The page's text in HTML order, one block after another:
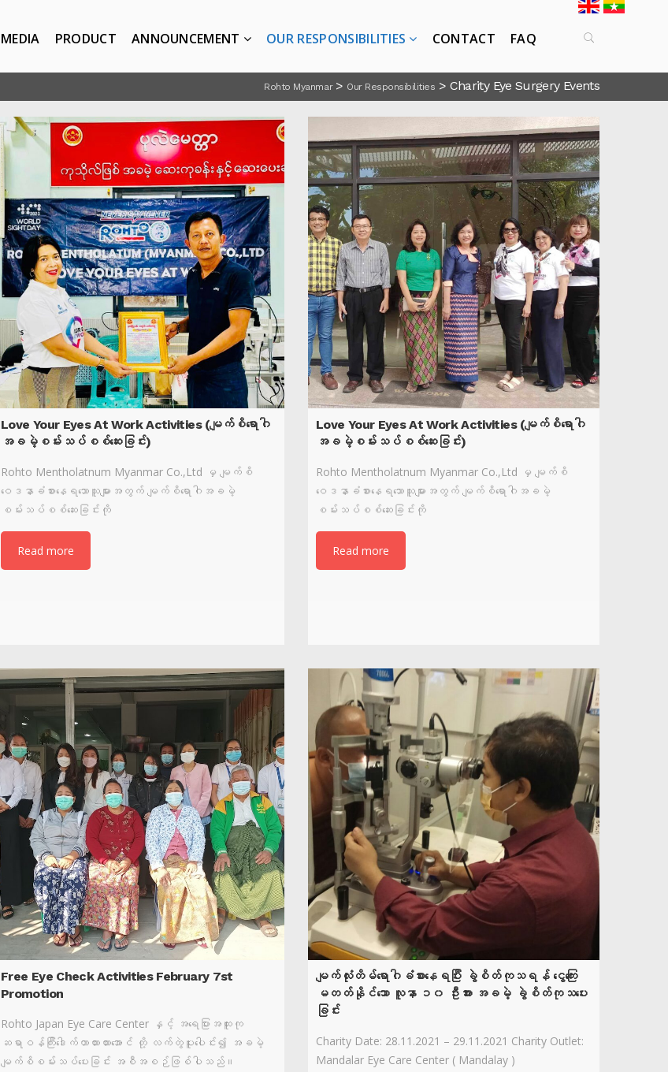
MEDIA PRODUCT ANNOUNCEMENT OUR RESPONSIBILITIES CONTACT FAQ
Rohto Myanmar> Our Responsibilities > Charity Eye Surgery Events
Love Your Eyes At Work Activities (မျက်စိရောဂါ
အခမဲ့စမ်းသပ်စစ်ဆေးခြင်း)
Rohto Mentholatnum Myanmar Co.,Ltd မှ မျက်စိ
ဝေဒနာခံစားနေရသောသူများအတွက် မျက်စိရောဂါအခမဲ့
စမ်းသပ်စစ်ဆေးခြင်းကို
Read more
Love Your Eyes At Work Activities (မျက်စိရောဂါ
အခမဲ့စမ်းသပ်စစ်ဆေးခြင်း)
Rohto Mentholatnum Myanmar Co.,Ltd မှ မျက်စိ
ဝေဒနာခံစားနေရသောသူများအတွက် မျက်စိရောဂါအခမဲ့
စမ်းသပ်စစ်ဆေးခြင်းကို
Read more
Free Eye Check Activities February 7st
Promotion
Rohto Japan Eye Care Center နှင့် အရေပြားအထူးကု
ဆရာဝန်ကြီးဒေါက်တာထားထားအောင် တို့ လက်တွဲပူးပေါင်း၍ အခမဲ့
မျက်စိစမ်းသပ်ပေးခြင်း အစီအစဉ်ဖြစ်ပါသည်။
မျက်လုံးတိမ်ရောဂါခံစားနေရပြီး ခွဲစိတ်ကုသရန် ငွေကြေး
မတတ်နိုင်သော လူနာ ၁၀ ဦးအား အခမဲ့ ခွဲစိတ်ကုသပေး
ခြင်း
Charity Date: 28.11.2021 – 29.11.2021 Charity Outlet:
Mandalar Eye Care Center ( Mandalay )